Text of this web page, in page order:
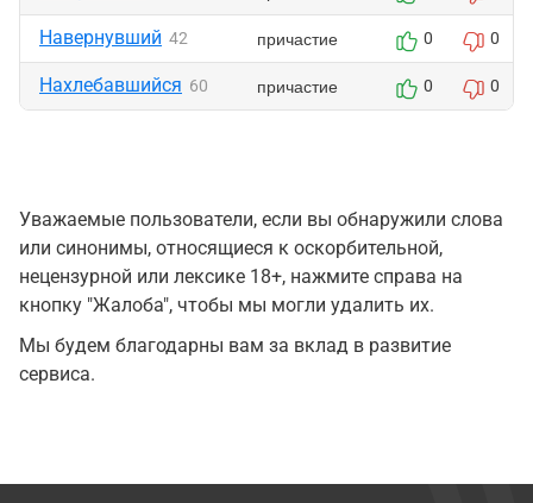
Навернувший 42 причастие 0 0
Нахлебавшийся 60 причастие 0 0
Уважаемые пользователи, если вы обнаружили слова
или синонимы, относящиеся к оскорбительной,
нецензурной или лексике 18+, нажмите справа на
кнопку "Жалоба", чтобы мы могли удалить их.
Мы будем благодарны вам за вклад в развитие
сервиса.